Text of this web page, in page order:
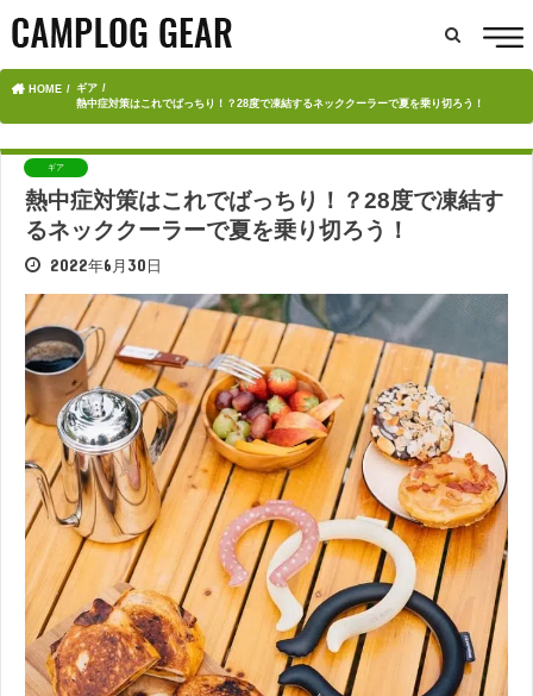
HOME
ギア
熱中症対策はこれでばっちり！？28度で凍結するネッククーラーで夏を乗り切ろう！
ギア
熱中症対策はこれでばっちり！？28度で凍結す
るネッククーラーで夏を乗り切ろう！
2022年6月30日